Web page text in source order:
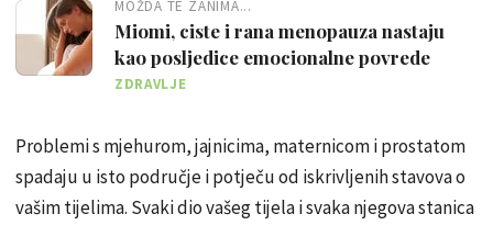
MOŽDA TE ZANIMA...
Miomi, ciste i rana menopauza nastaju
kao posljedice emocionalne povrede
ZDRAVLJE
Problemi s mjehurom, jajnicima, maternicom i prostatom
spadaju u isto područje i potječu od iskrivljenih stavova o
vašim tijelima. Svaki dio vašeg tijela i svaka njegova stanica